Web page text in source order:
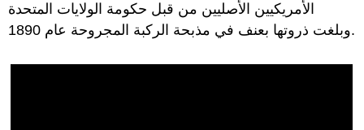
الأمريكيين الأصليين من قبل حكومة الولايات المتحدة
وبلغت ذروتها بعنف في مذبحة الركبة المجروحة عام 1890.